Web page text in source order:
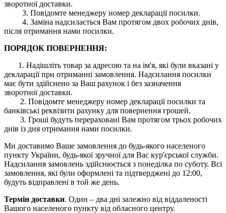
зворотної доставки.
3. Повідомте менеджеру номер декларації посилки.
4. Заміна надсилається Вам протягом двох робочих днів,
після отримання нами посилки.
ПОРЯДОК ПОВЕРНЕННЯ:
1. Надішліть товар за адресою та на ім'я, які були вказані у
декларації при отриманні замовлення. Надсилання посилки
має бути здійснено за Ваш рахунок і без зазначення
зворотної доставки.
2. Повідомте менеджеру номер декларації посилки та
банківські реквізити рахунку для повернення грошей.
3. Гроші будуть перераховані Вам протягом трьох робочих
днів із дня отримання нами посилки.
Ми доставимо Ваше замовлення до будь-якого населеного
пункту України, будь-якої зручної для Вас кур'єрської служби.
Надсилання замовлень здійснюється з понеділка по суботу. Всі
замовлення, які були оформлені та підтверджені до 12:00,
будуть відправлені в той же день.
Термін доставки. Один – два дні залежно від віддаленості
Вашого населеного пункту від обласного центру.